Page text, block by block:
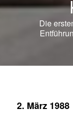
Die
2. März 1988